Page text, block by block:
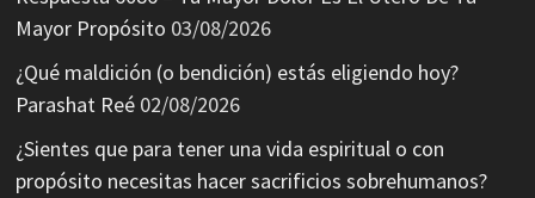
Mayor Propósito 03/08/2026
¿Qué maldición (o bendición) estás eligiendo hoy?
Parashat Reé 02/08/2026
¿Sientes que para tener una vida espiritual o con
propósito necesitas hacer sacrificios sobrehumanos?